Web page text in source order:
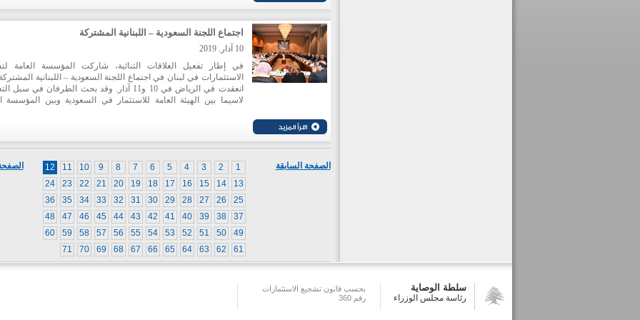
الفرص الواعدة في لبنان وإبراز الابتكار اللبناني امام كل
العالم.
اجتماع اللجنة السعودية – اللبنانية المشتركة
10 آذار. 2019
في إطار تفعيل العلاقات الثنائية، شاركت المؤسسة العامة
الاستثمارات في لبنان في اجتماع اللجنة السعودية – اللبنانية
انعقدت في الرياض في 10 و11 آذار. وقد بحث الطرفان في سبل
لاسيما بين الهيئة العامة للاستثمار في السعودية وبين المؤسسة
واعرب الجانب السعودي عن استعداده لحث القطاع الخاص على
1
2
3
4
5
6
7
8
9
10
11
12
13
14
15
16
17
18
19
20
21
22
23
24
25
26
27
28
29
30
31
32
33
34
35
36
37
38
39
40
41
42
43
44
45
46
47
48
49
50
51
52
53
54
55
56
57
58
59
60
61
62
63
64
65
66
67
68
69
70
71
الصفحة السابقة
سلطة الوصاية
رئاسة مجلس الوزراء
بحسب قانون تشجيع الاستثمارات
رقم 360